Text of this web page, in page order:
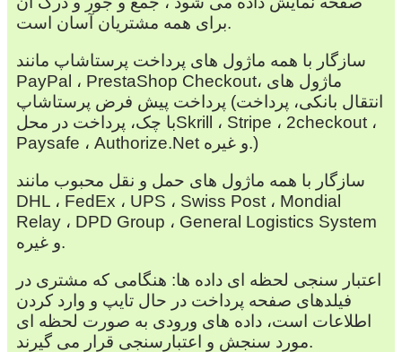
برای همه مشتریان آسان است.
سازگار با همه ماژول های پرداخت پرستاشاپ مانند
PayPal ، PrestaShop Checkout، ماژول های
پرداخت پیش فرض پرستاشاپ (انتقال بانکی، پرداخت
با چک، پرداخت در محلSkrill ، Stripe ، 2checkout ،
Paysafe ، Authorize.Net و غیره.)
سازگار با همه ماژول های حمل و نقل محبوب مانند
DHL ، FedEx ، UPS ، Swiss Post ، Mondial
Relay ، DPD Group ، General Logistics System
و غیره.
اعتبار سنجی لحظه ای داده ها: هنگامی که مشتری در
فیلدهای صفحه پرداخت در حال تایپ و وارد کردن
اطلاعات است، داده های ورودی به صورت لحظه ای
مورد سنجش و اعتبارسنجی قرار می گیرند.